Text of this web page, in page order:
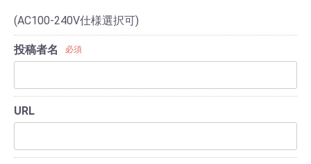
(AC100-240V仕様選択可)
投稿者名 必須
URL